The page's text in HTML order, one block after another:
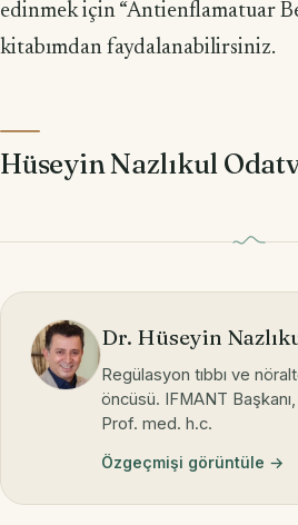
edinmek için “Antienflamatuar
kitabımdan faydalanabilirsiniz.
Hüseyin Nazlıkul
Dr. Hüseyin
Regülasyon tıbbı ve
öncüsü. IFMANT
Prof. med. h.c.
Özgeçmişi görüntüle →